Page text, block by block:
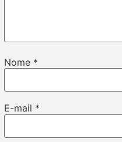
Nome *
E-mail *